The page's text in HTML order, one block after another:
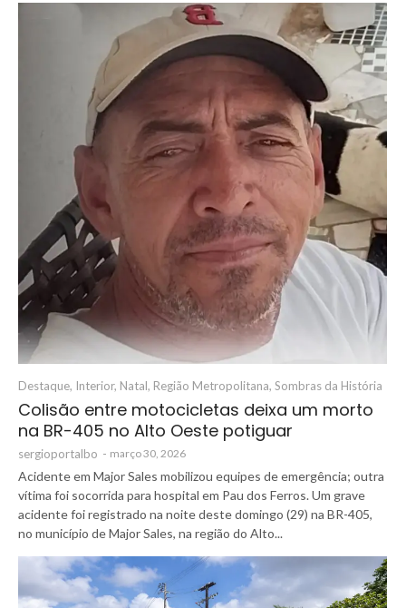
Destaque, Interior, Natal, Região Metropolitana, Sombras da História
Colisão entre motocicletas deixa um morto
na BR-405 no Alto Oeste potiguar
sergioportalbo - março 30, 2026
Acidente em Major Sales mobilizou equipes de emergência; outra
vítima foi socorrida para hospital em Pau dos Ferros. Um grave
acidente foi registrado na noite deste domingo (29) na BR-405,
no município de Major Sales, na região do Alto...